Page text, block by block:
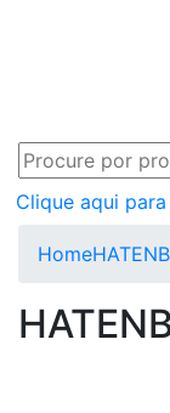
Clique aqui
Home